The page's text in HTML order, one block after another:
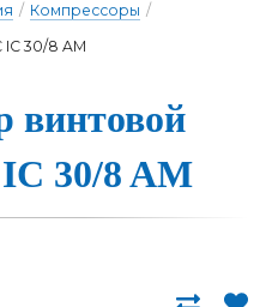
/ Компрессоры /
30/8 AM
вин­то­вой
30/8 AM